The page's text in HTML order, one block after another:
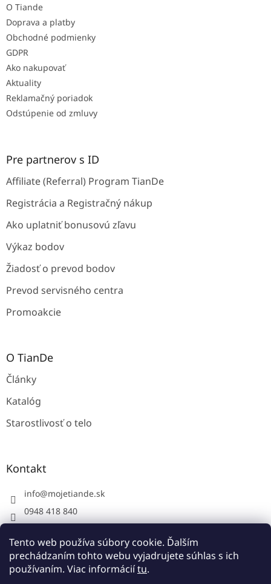
Tento web používa súbory cookie. Ďalším
prechádzaním tohto webu vyjadrujete súhlas s ich
používaním. Viac informáciítu.
O Tiande
Doprava a platby
Obchodné podmienky
GDPR
Ako nakupovať
Aktuality
Reklamačný poriadok
Odstúpenie od zmluvy
Pre partnerov s ID
Affiliate (Referral) Program TianDe
Registrácia a Registračný nákup
Ako uplatniť bonusovú zľavu
Výkaz bodov
Žiadosť o prevod bodov
Prevod servisného centra
Promoakcie
O TianDe
Články
Katalóg
Starostlivosť o telo
Kontakt
info@mojetiande.sk
0948 418 840
instagram - mojetiande